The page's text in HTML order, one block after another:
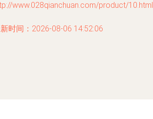
www.028qianchuan.com/product/10.html
时间：2026-08-06 14:52:06